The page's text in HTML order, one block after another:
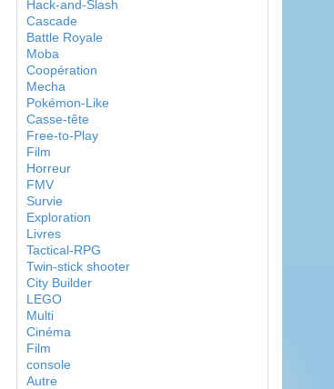
Hack-and-Slash
Cascade
Battle Royale
Moba
Coopération
Mecha
Pokémon-Like
Casse-tête
Free-to-Play
Film
Horreur
FMV
Survie
Exploration
Livres
Tactical-RPG
Twin-stick shooter
City Builder
LEGO
Multi
Cinéma
Film
console
Autre